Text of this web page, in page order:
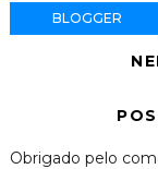
BLOGGER
Obrigado pelo